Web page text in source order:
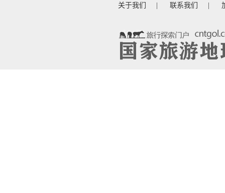
关于我们 联系我们